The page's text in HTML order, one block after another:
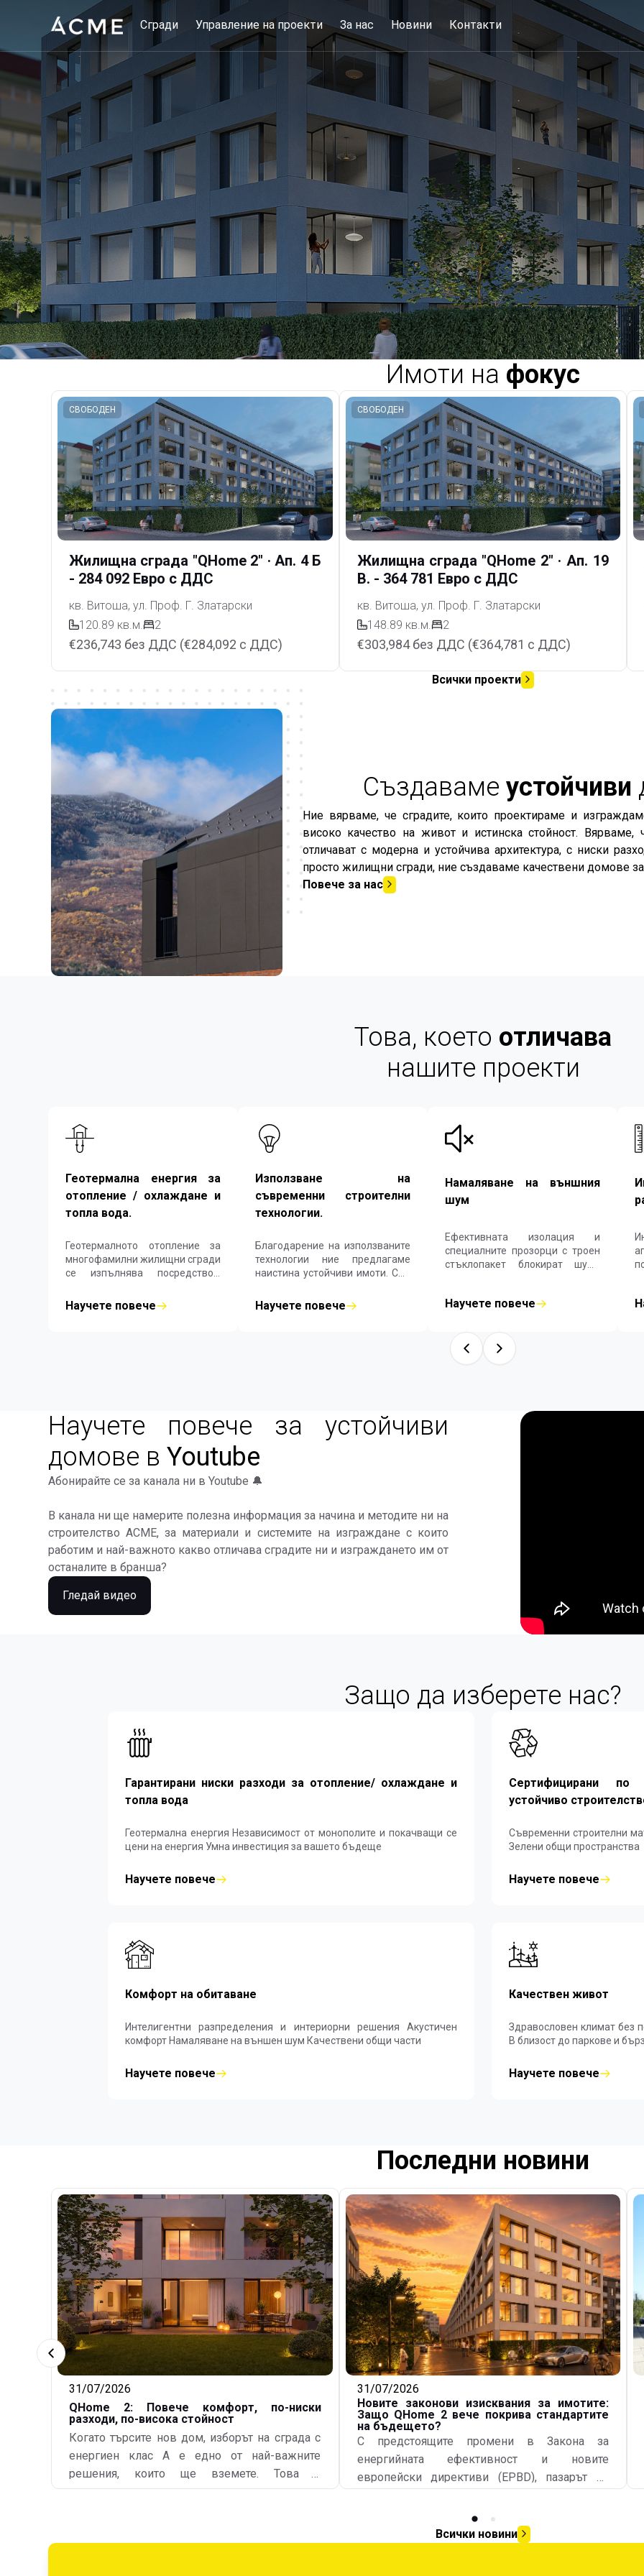
Сгради Управление на проекти За нас Новини Контакти
Имоти на фокус
Всички проекти
СВОБОДЕН
Жилищна сграда "QHome 2" · Ап. 4 Б
- 284 092 Евро с ДДС
кв. Витоша, ул. Проф. Г. Златарски
120.89 кв.м. 2
€236,743 без ДДС (€284,092 с ДДС)
СВОБОДЕН
Жилищна сграда "QHome 2" · Ап. 19
В. - 364 781 Евро с ДДС
кв. Витоша, ул. Проф. Г. Златарски
148.89 кв.м. 2
€303,984 без ДДС (€364,781 с ДДС)
Създавамеустойчиви
Ние вярваме, че сградите, които проектираме и
високо качество на живот и истинска стойност.
отличават с модерна и устойчива архитектура, с ниски
просто жилищни сгради, ние създаваме качествени домове за
Повече за нас
Това, което отличава
нашите проекти
Геотермална енергия за
отопление / охлаждане и
топла вода.
Геотермалното отопление за
многофамилни жилищни сгради
се изпълнява посредством
нискотемпературни
геотермални сондажи на
доброто решение за отопление,
климатизация и топла вода.
Научете повече
Използване на
съвременни строителни
технологии.
Благодарение на използваните
технологии ние предлагаме
наистина устойчиви имоти. Със
интелигентните интериорни
решения те са комфортен дом
Научете повече
Намаляване на външния
шум
Ефективната изолация и
специалните прозорци с троен
стъклопакет блокират шума
Научете повече
Научете повече за устойчиви
домове в Youtube
Абонирайте се за канала ни в Youtube 🔔
В канала ни ще намерите полезна информация за начина и методите ни на
строителство ACME, за материали и системите на изграждане с които
работим и най-важното какво отличава сградите ни и изграждането им от
останалите в бранша?
Гледай видео
Защо да изберете нас?
Гарантирани ниски разходи за отопление/ охлаждане и
топла вода
Геотермална енергия Независимост от монополите и покачващи се
цени на енергия Умна инвестиция за вашето бъдеще
Научете повече
Сертифицирани по
устойчиво
Съвременни строителни материали и
Зелени общи пространства
Научете повече
Комфорт на обитаване
Интелигентни разпределения и интериорни решения Акустичен
комфорт Намаляване на външен шум Качествени общи части
Научете повече
Качествен живот
Здравословен климат без полени и прах
В близост до паркове и
Научете повече
Последни новини
Всички новини
31/07/2026
QHome 2: Повече комфорт, по-ниски
разходи, по-висока стойност
Когато търсите нов дом, изборът на сграда с
енергиен клас А е едно от най-важните
решения, които ще вземете. Това е
стратегически ход, който влияе пряко не само
вашата инвестиция. От 2024 г. регулациите се
31/07/2026
Новите законови изисквания за имотите:
Защо QHome 2 вече покрива стандартите
на бъдещето?
С предстоящите промени в Закона за
енергийната ефективност и новите
европейски директиви (EPBD), пазарът на
изцяло нова ера. Всички нови обяви за
продажба или отдаване под наем